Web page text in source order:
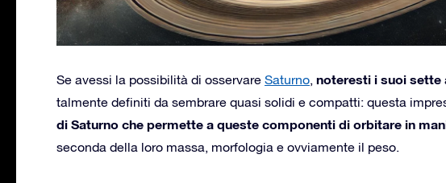
Se avessi la possibilità di osservare Saturno, noteresti i suoi sette
talmente definiti da sembrare quasi solidi e compatti: questa
di Saturno che permette a queste componenti di orbitare in
seconda della loro massa, morfologia e ovviamente il peso.